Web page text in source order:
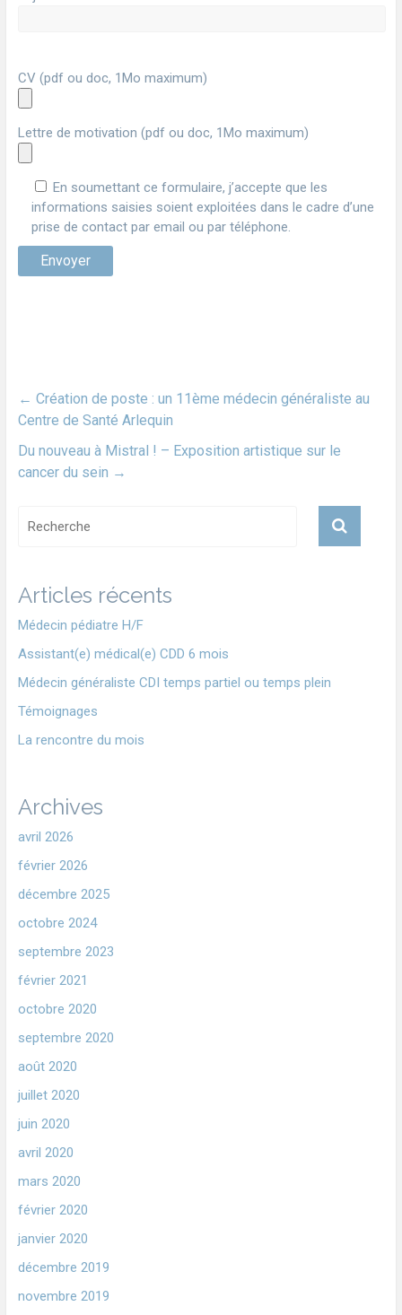
CV (pdf ou doc, 1Mo maximum)
Lettre de motivation (pdf ou doc, 1Mo maximum)
En soumettant ce formulaire, j’accepte que les
informations saisies soient exploitées dans le cadre d’une
prise de contact par email ou par téléphone.
← Création de poste : un 11ème médecin généraliste au
Centre de Santé Arlequin
Du nouveau à Mistral ! – Exposition artistique sur le
cancer du sein →
Articles récents
Médecin pédiatre H/F
Assistant(e) médical(e) CDD 6 mois
Médecin généraliste CDI temps partiel ou temps plein
Témoignages
La rencontre du mois
Archives
avril 2026
février 2026
décembre 2025
octobre 2024
septembre 2023
février 2021
octobre 2020
septembre 2020
août 2020
juillet 2020
juin 2020
avril 2020
mars 2020
février 2020
janvier 2020
décembre 2019
novembre 2019